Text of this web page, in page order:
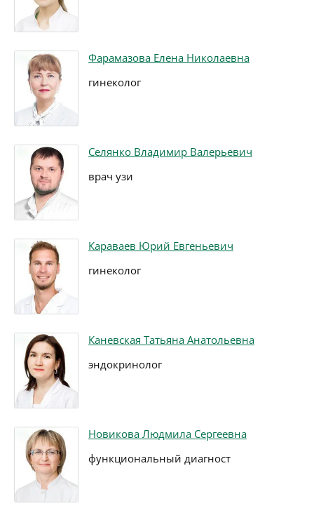
Фарамазова Елена Николаевна
гинеколог
Селянко Владимир Валерьевич
врач узи
Караваев Юрий Евгеньевич
гинеколог
Каневская Татьяна Анатольевна
эндокринолог
Новикова Людмила Сергеевна
функциональный диагност